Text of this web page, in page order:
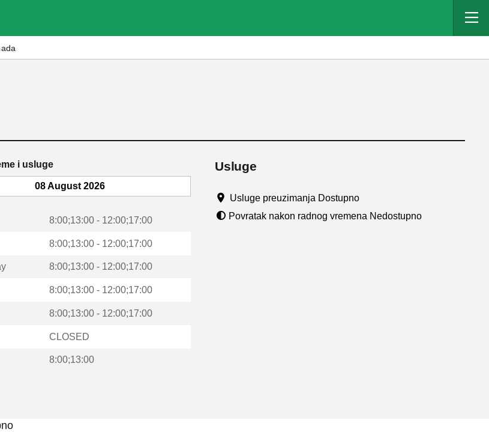
i usluge
08 August 2026
8:00;13:00 - 12:00;17:00
8:00;13:00 - 12:00;17:00
8:00;13:00 - 12:00;17:00
8:00;13:00 - 12:00;17:00
8:00;13:00 - 12:00;17:00
CLOSED
8:00;13:00
Usluge
Usluge preuzimanja Dostupno
Povratak nakon radnog vremena Nedostupno